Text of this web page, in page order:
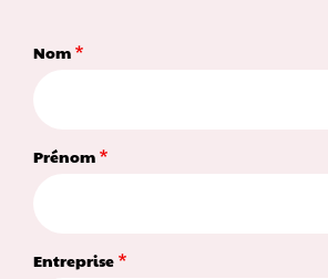
Nom
Prénom
Entreprise